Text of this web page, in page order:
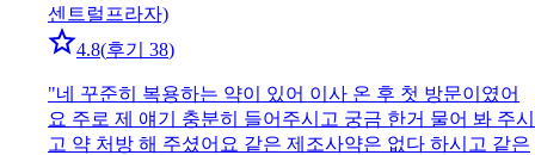
센트럴프라자)
4.8(후기 38)
"네 꾸준히 복용하는 약이 있어 이사 온 후 첫 방문이였어
요 주로 제 얘기 충분히 들어주시고 궁금 한거 물어 봐 주시
고 약 처방 해 주셨어요 같은 제조사약은 없다 하시고 같은